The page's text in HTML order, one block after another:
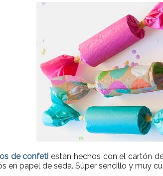
de confeti están hechos con el cartón
en papel de seda. Súper sencillo y muy